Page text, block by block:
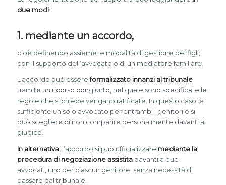
due modi:
1. mediante un accordo,
cioè definendo assieme le modalità di gestione dei figli,
con il supporto dell’avvocato o di un mediatore familiare.
L’accordo può essereformalizzato innanzi al tribunale
tramite un ricorso congiunto, nel quale sono specificate le
regole che si chiede vengano ratificate. In questo caso, è
sufficiente un solo avvocato per entrambi i genitori e si
può scegliere di non comparire personalmente davanti al
giudice.
In alternativa, l’accordo si può ufficializzare mediante la
procedura di negoziazione assistitadavanti a due
avvocati, uno per ciascun genitore, senza necessità di
passare dal tribunale.